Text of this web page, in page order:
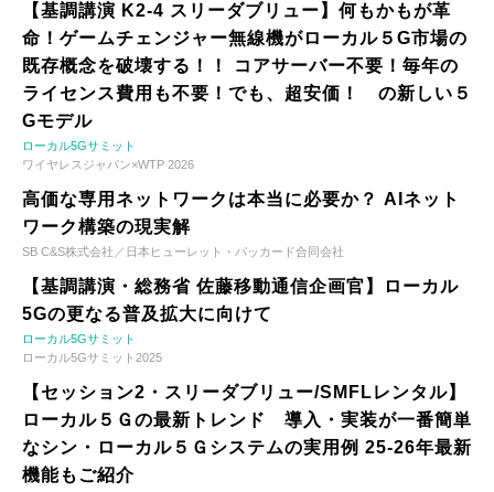
【基調講演 K2-4 スリーダブリュー】何もかもが革
命！ゲームチェンジャー無線機がローカル５G市場の
既存概念を破壊する！！ コアサーバー不要！毎年の
ライセンス費用も不要！でも、超安価！ の新しい５
Gモデル
ローカル5Gサミット
ワイヤレスジャパン×WTP 2026
高価な専用ネットワークは本当に必要か？ AIネット
ワーク構築の現実解
SB C&S株式会社／日本ヒューレット・パッカード合同会社
【基調講演・総務省 佐藤移動通信企画官】ローカル
5Gの更なる普及拡大に向けて
ローカル5Gサミット
ローカル5Gサミット2025
【セッション2・スリーダブリュー/SMFLレンタル】
ローカル５Ｇの最新トレンド 導入・実装が一番簡単
なシン・ローカル５Ｇシステムの実用例 25-26年最新
機能もご紹介